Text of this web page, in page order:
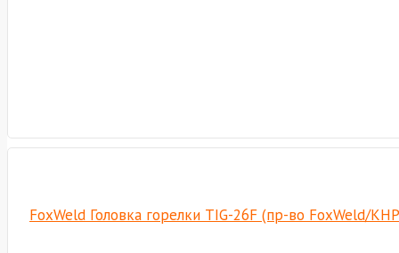
FoxWeld Головка горелки TIG-26F (пр-во FoxWeld/